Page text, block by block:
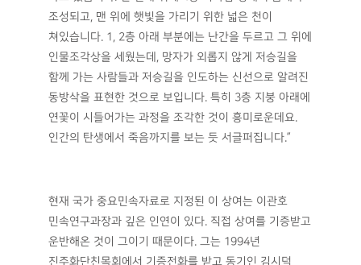
국가 중요민속자료로 지정
현재 국립민속박물관 상설 3전시관에는 ‘산청 전주최씨
고령댁상여山淸全州崔氏古靈宅喪輿 ’가 전시되어 있다.
1856년
철종 7년에 제작된 것으로, 전주 최씨
통덕랑공파通德郞公派21대손인 최필주崔必周의 시신을
만든 것으로, 6개월에 걸쳐 제작되었다. 이를 경남 진주에
있는 진주화단친목회에서 구입하여 사용하다가 1994년
국립민속박물관에 기증하여 수리를 거쳐 1996년 2월
6일 국가 중요민속자료로 지정되었다.